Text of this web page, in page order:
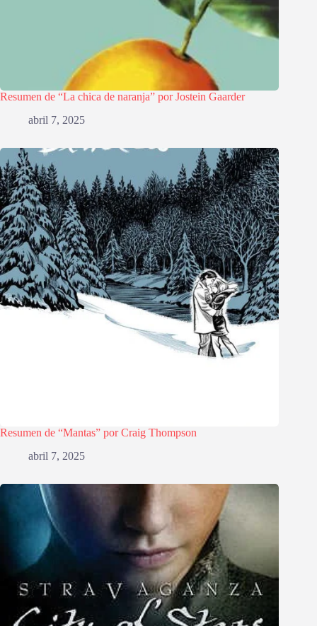
Resumen de “La chica de naranja” por Jostein Gaarder
abril 7, 2025
Resumen de “Mantas” por Craig Thompson
abril 7, 2025